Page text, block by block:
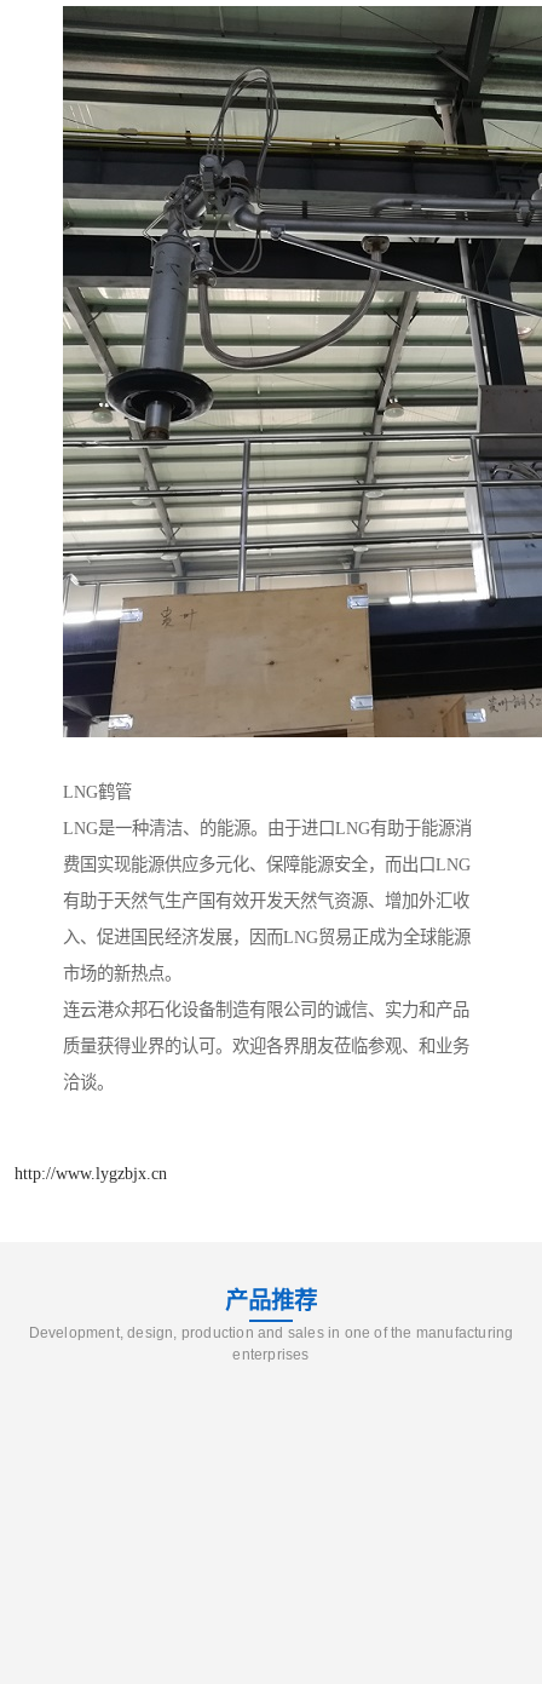
LNG鹤管
LNG是一种清洁、的能源。由于进口LNG有助于能源消
费国实现能源供应多元化、保障能源安全，而出口LNG
有助于天然气生产国有效开发天然气资源、增加外汇收
入、促进国民经济发展，因而LNG贸易正成为全球能源
市场的新热点。
连云港众邦石化设备制造有限公司的诚信、实力和产品
质量获得业界的认可。欢迎各界朋友莅临参观、和业务
洽谈。
http://www.lygzbjx.cn
产品推荐
Development, design, production and sales in one of the manufacturing
enterprises